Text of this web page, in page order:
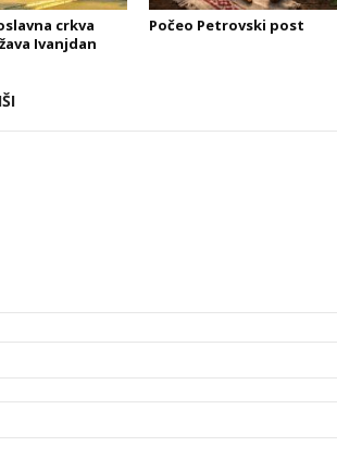
crkva
Ivanjdan
Počeo Petrovski post